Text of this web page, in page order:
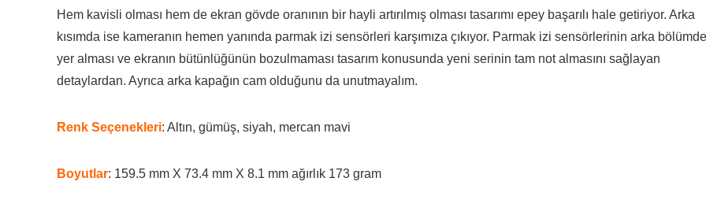
Hem kavisli olması hem de ekran gövde oranının bir hayli artırılmış olması tasarımı epey başarılı hale getiriyor. Arka
kısımda ise kameranın hemen yanında parmak izi sensörleri karşımıza çıkıyor. Parmak izi sensörlerinin arka bölümde
yer alması ve ekranın bütünlüğünün bozulmaması tasarım konusunda yeni serinin tam not almasını sağlayan
detaylardan. Ayrıca arka kapağın cam olduğunu da unutmayalım.
Renk Seçenekleri: Altın, gümüş, siyah, mercan mavi
Boyutlar: 159.5 mm X 73.4 mm X 8.1 mm ağırlık 173 gram